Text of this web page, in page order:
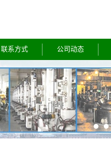
联系方式 公司动态